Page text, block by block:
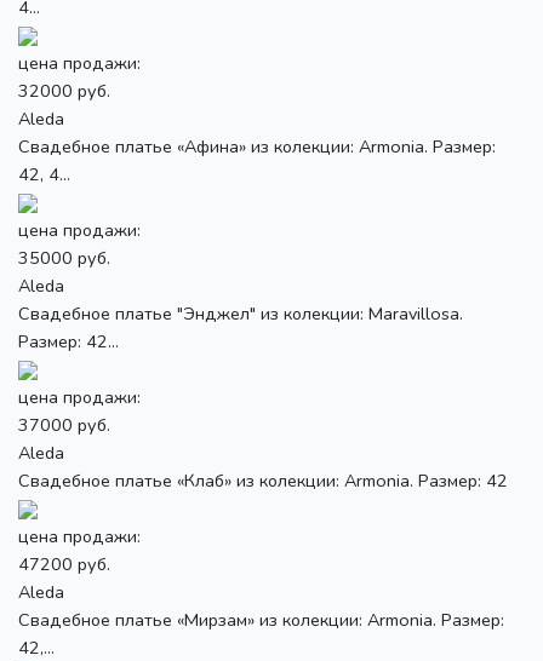
4...
цена продажи:
32000 руб.
Aleda
Свадебное платье «Афина» из колекции: Armonia. Размер:
42, 4...
цена продажи:
35000 руб.
Aleda
Свадебное платье "Энджел" из колекции: Maravillosa.
Размер: 42...
цена продажи:
37000 руб.
Aleda
Свадебное платье «Клаб» из колекции: Armonia. Размер: 42
цена продажи:
47200 руб.
Aleda
Свадебное платье «Мирзам» из колекции: Armonia. Размер:
42,...